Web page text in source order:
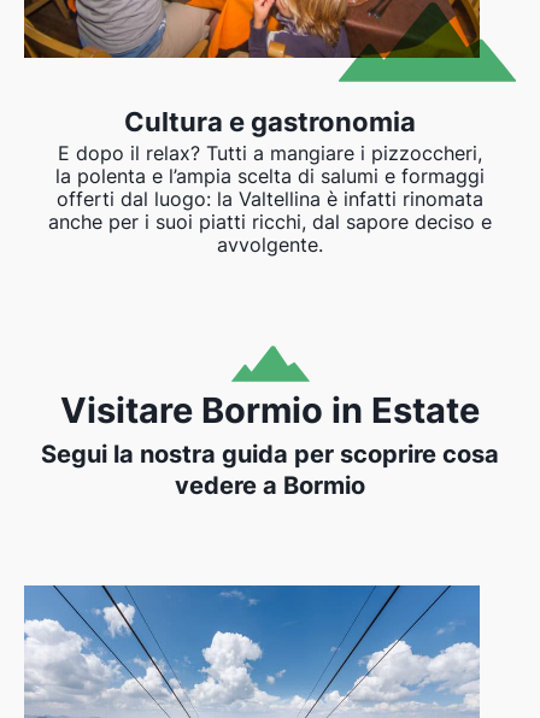
Cultura e gastronomia
E dopo il relax? Tutti a mangiare i pizzoccheri,
la polenta e l’ampia scelta di salumi e formaggi
offerti dal luogo: la Valtellina è infatti rinomata
anche per i suoi piatti ricchi, dal sapore deciso e
avvolgente.
Visitare Bormio in Estate
Segui la nostra guida per scoprire cosa
vedere a Bormio